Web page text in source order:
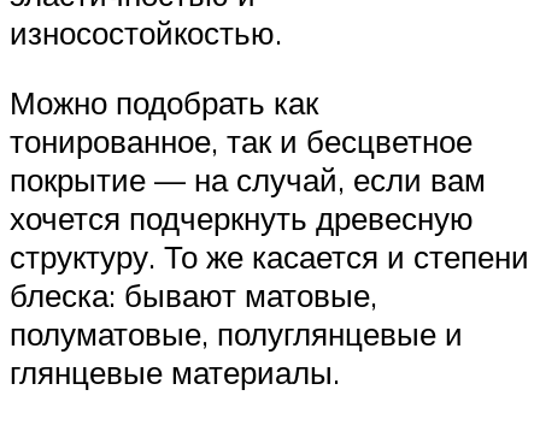
износостойкостью.
Можно подобрать как
тонированное, так и бесцветное
покрытие — на случай, если вам
хочется подчеркнуть древесную
структуру. То же касается и степени
блеска: бывают матовые,
полуматовые, полуглянцевые и
глянцевые материалы.